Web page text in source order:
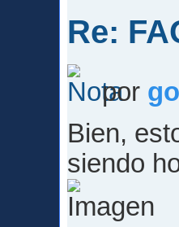
Re:
por
Bien,
siendo